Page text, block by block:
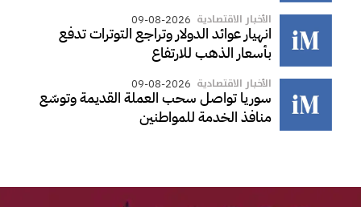
الأخبار الاقتصادية 09-08-2026
انهيار عوائد الدولار وتراجع التوترات تدفع
بأسعار الذهب للارتفاع
الأخبار الاقتصادية 09-08-2026
سوريا تواصل سحب العملة القديمة وتوسّع
منافذ الخدمة للمواطنين